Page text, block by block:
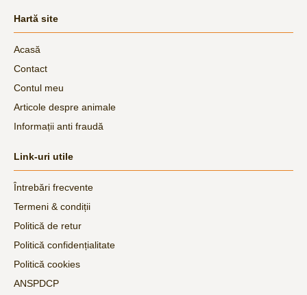
Hartă site
Acasă
Contact
Contul meu
Articole despre animale
Informații anti fraudă
Link-uri utile
Întrebări frecvente
Termeni & condiții
Politică de retur
Politică confidențialitate
Politică cookies
ANSPDCP